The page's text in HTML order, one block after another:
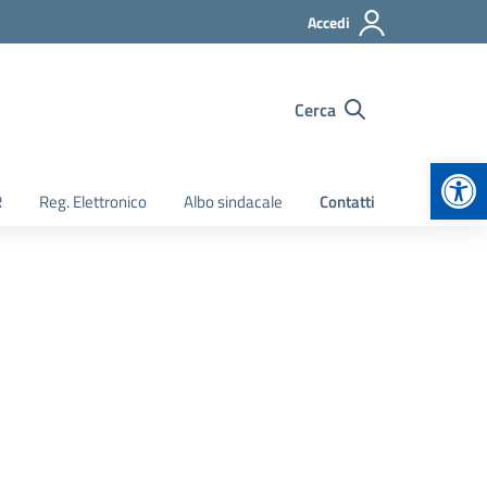
Accedi
Cerca
Reg. Elettronico Albo sindacale Contatti